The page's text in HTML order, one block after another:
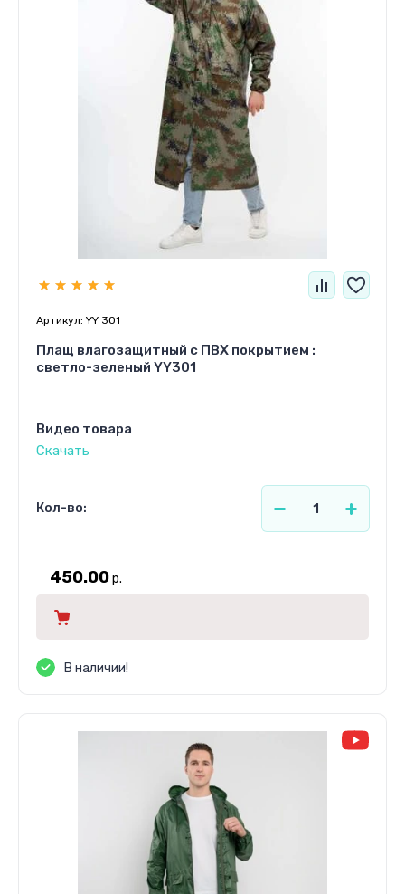
Артикул: YY 301
Плащ влагозащитный c ПВХ покрытием :
светло-зеленый YY301
Видео товара
Скачать
Кол-во:
450.00р.
В наличии!